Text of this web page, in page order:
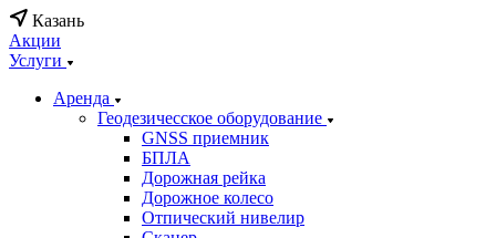
Казань
Акции
Услуги
Аренда
Геодезичесское оборудование
GNSS приемник
БПЛА
Дорожная рейка
Дорожное колесо
Отпический нивелир